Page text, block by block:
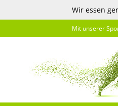
Wir essen
Mit unserer